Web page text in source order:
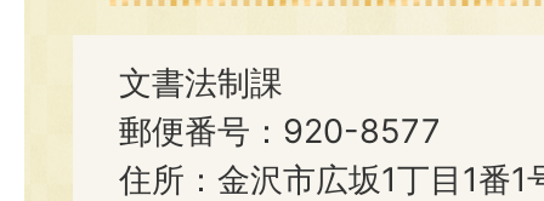
文書法制課
郵便番号：920-8577
住所：金沢市広坂1丁目1番1